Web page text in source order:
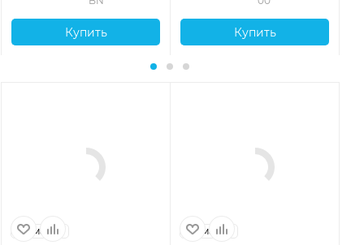
Купить Купить
Германия Германия